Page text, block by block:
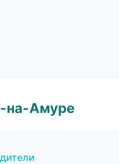
на-Амуре